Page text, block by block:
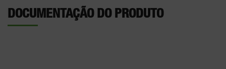
DOCUMENTAÇÃO DO PRODUTO